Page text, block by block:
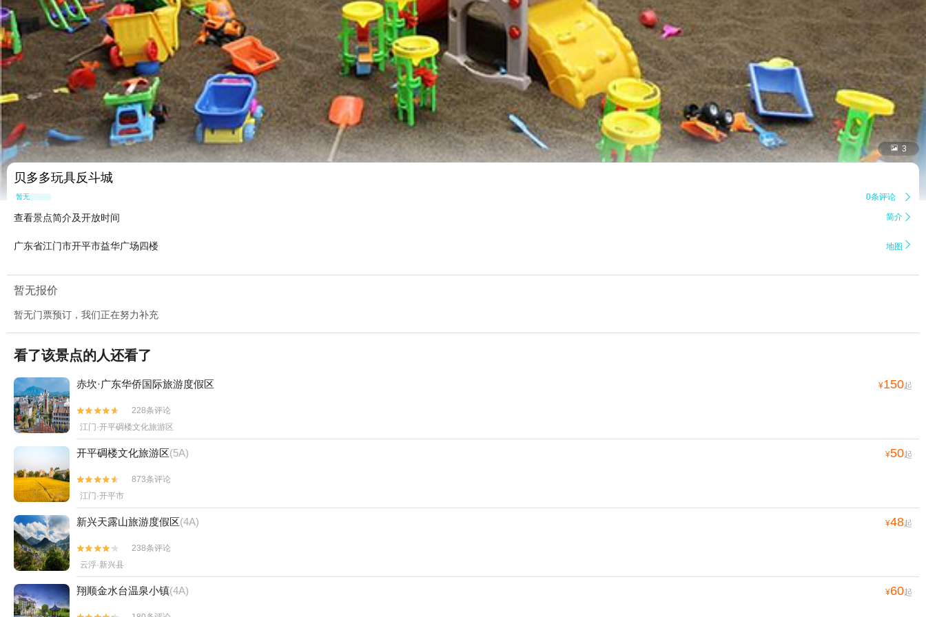
 3
贝多多玩具反斗城
暂无点评 0条评论 
查看景点简介及开放时间 简介 
广东省江门市开平市益华广场四楼 地图 
暂无报价
暂无门票预订，我们正在努力补充
看了该景点的人还看了
赤坎·广东华侨国际旅游度假区 ¥150起


228条评论
江门·开平碉楼文化旅游区
开平碉楼文化旅游区(5A) ¥50起


873条评论
江门·开平市
新兴天露山旅游度假区(4A) ¥48起


238条评论
云浮·新兴县
翔顺金水台温泉小镇(4A) ¥60起